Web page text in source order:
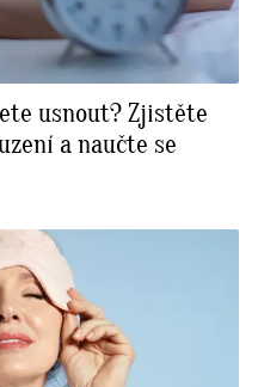
usnout? Zjistěte
a naučte se